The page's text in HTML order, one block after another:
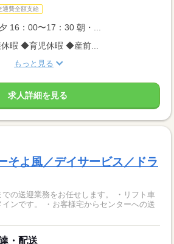
通費全額支給
16：00〜17：30 朝・...
暇 ◆育児休暇 ◆産前...
もっと見る
求人詳細を見る
そよ風／デイサービス／ドラ
の送迎業務をお任せします。 ・リフト車
インです。 ・お客様宅からセンターへの送
・配送